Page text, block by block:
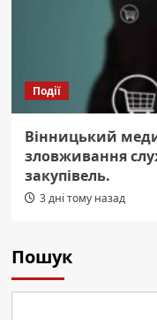
Події
Вінницький
зловживання
закупівель.
3 дні тому назад
Пошук